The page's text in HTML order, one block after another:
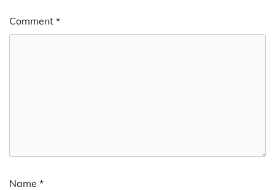
Comment *
Name *